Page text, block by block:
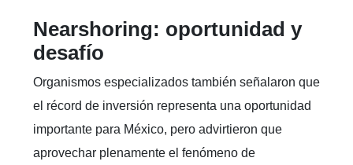
Nearshoring: oportunidad y
desafío
Organismos especializados también señalaron que
el récord de inversión representa una oportunidad
importante para México, pero advirtieron que
aprovechar plenamente el fenómeno de